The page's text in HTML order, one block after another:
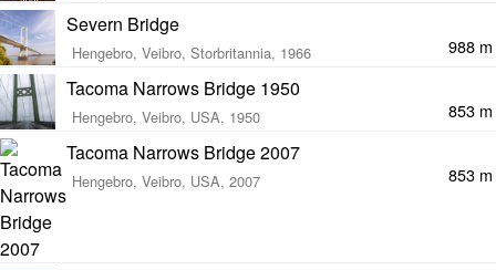
Severn Bridge
Hengebro, Veibro, Storbritannia, 1966 988 m
Tacoma Narrows Bridge 1950
Hengebro, Veibro, USA, 1950 853 m
Tacoma Narrows Bridge 2007
Hengebro, Veibro, USA, 2007 853 m